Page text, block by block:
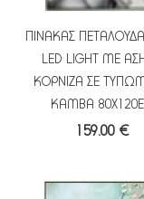
ΠΙΝΑΚΑΣ ΠΕΤΑΛΟΥΔΑ
LED LIGHT ΜΕ
ΚΟΡΝΙΖΑ ΣΕ
ΚΑΜΒΑ
159.00 €